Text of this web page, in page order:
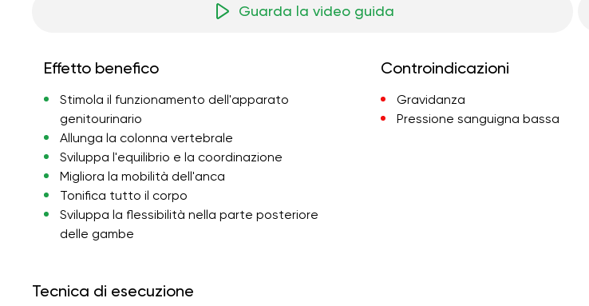
Guarda la video guida
Effetto benefico
Stimola il funzionamento dell'apparato
genitourinario
Allunga la colonna vertebrale
Sviluppa l'equilibrio e la coordinazione
Migliora la mobilità dell'anca
Tonifica tutto il corpo
Sviluppa la flessibilità nella parte posteriore
delle gambe
Controindicazioni
Gravidanza
Pressione sanguigna bassa
Tecnica di esecuzione